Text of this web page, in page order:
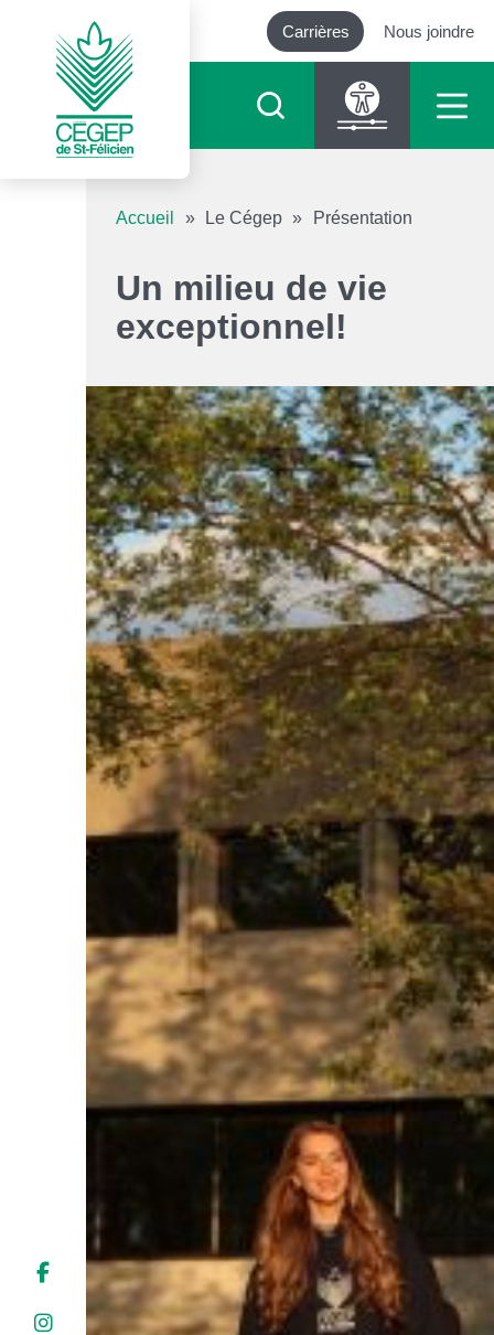
Carrières Nous joindre
Diminuer le texte
Niveau de gris
Contraste élevé
Liens soulignés
Police d'écriture lisible
Réinitialiser
Accueil » Le Cégep » Présentation
Un milieu de vie
exceptionnel!